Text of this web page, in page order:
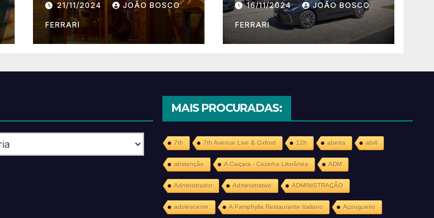
21/11/2024 JOÃO BOSCO
FERRARI
16/11/2024 JOÃO BOSCO
FERRARI
MAIS PROCURADAS:
7th 7th Avenue Live & Oxford 12h aberta abril
abstenção A Caiçara - Cozinha Litorânea ADM
Administrador Administrativo ADMINISTRAÇÃO
adolescente A Pamphylia Restaurante Italiano Açougueiro